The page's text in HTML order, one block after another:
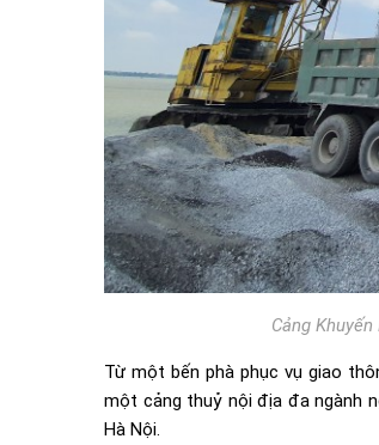
Cảng
Từ một bến phà phục vụ giao
một cảng thuỷ nội địa đa ngành
Hà Nội.